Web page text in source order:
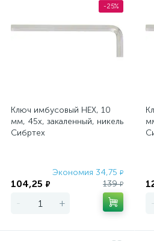
-25%
Ключ имбусовый HEX, 10
мм, 45x, закаленный, никель
Сибртех
Экономия 34,75 ₽
104,25 ₽ 139₽
- + -